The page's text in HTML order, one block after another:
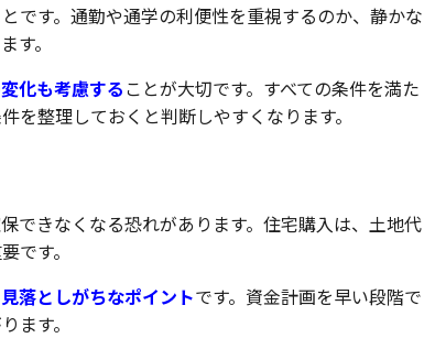
です。通勤や通学の利便性を重視するのか、静かな
す。
化も考慮する ことが大切です。すべての条件を満た
を整理しておくと判断しやすくなります。
できなくなる恐れがあります。住宅購入は、土地代
です。
落としがちなポイントです。資金計画を早い段階で
ます。